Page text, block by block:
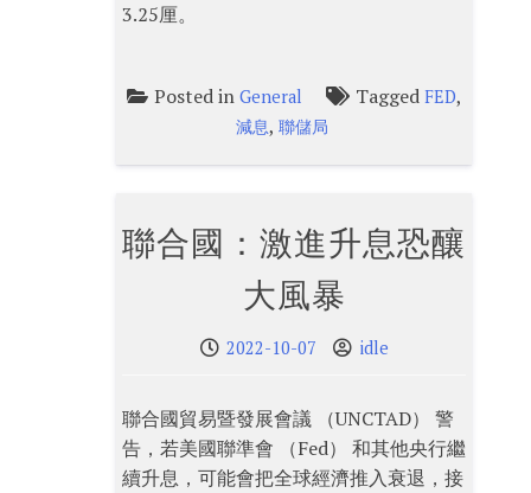
3.25厘。
Posted in General Tagged FED,
減息,聯儲局
聯合國：激進升息恐釀
大風暴
2022-10-07 idle
聯合國貿易暨發展會議 （UNCTAD） 警
告，若美國聯準會 （Fed） 和其他央行繼
續升息，可能會把全球經濟推入衰退，接